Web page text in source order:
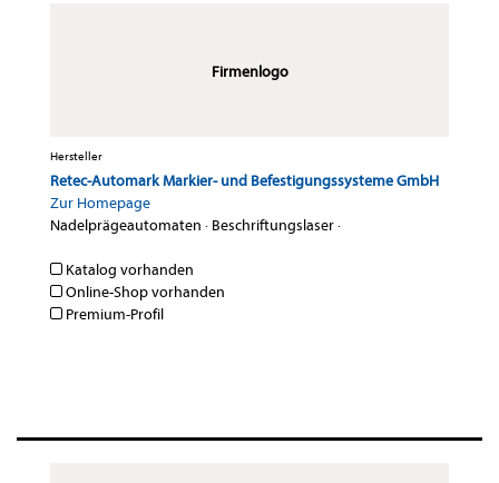
Firmenlogo
Hersteller
Retec-Automark Markier- und Befestigungssysteme GmbH
Zur Homepage
Nadelprägeautomaten · Beschriftungslaser·
Katalog vorhanden
Online-Shop vorhanden
Premium-Profil